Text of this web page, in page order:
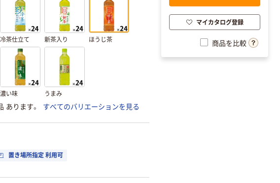
冷茶仕立て 新茶入り ほうじ茶
濃い味 うまみ
あります。
すべてのバリエーションを見る
置き場所指定 利用可
マイカタログ登録
商品を比較